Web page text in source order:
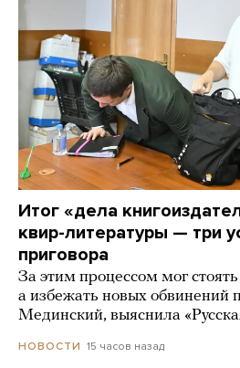
Итог «дела
квир-литературы — три
приговора
За этим процессом мог
а избежать новых обвинений
Мединский, выяснила
НОВОСТИ 15 часов назад